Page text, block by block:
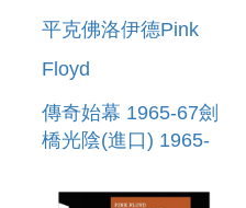
平克佛洛伊德Pink
Floyd
傳奇始幕 1965-67劍
橋光陰(進口) 1965-
ST/ATION